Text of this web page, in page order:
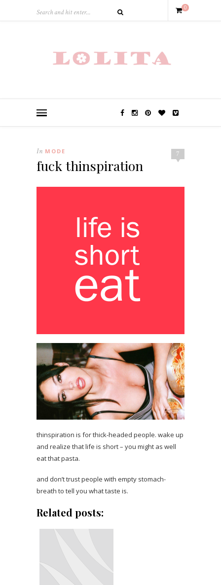
0
7
In MODE
fuck thinspiration
thinspiration is for thick-headed people. wake up
and realize that life is short – you might as well
eat that pasta.
and don’t trust people with empty stomach-
breath to tell you what taste is.
Related posts: